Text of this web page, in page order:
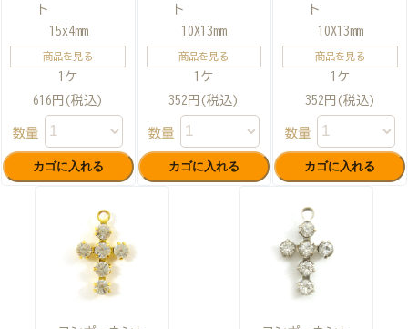
ト
15x4mm
商品を見る
1ケ
616円(税込)
数量
ト
10X13mm
商品を見る
1ケ
352円(税込)
数量
ト
10X13mm
商品を見る
1ケ
352円(税込)
数量